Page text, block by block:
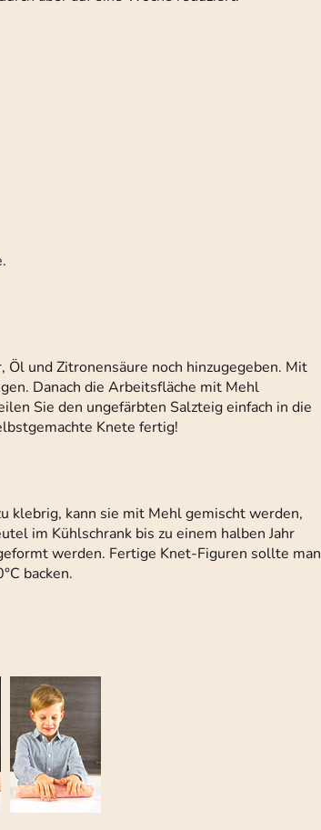
und Zitronensäure noch hinzugegeben. Mit
Danach die Arbeitsfläche mit Mehl
Sie den ungefärbten Salzteig einfach in die
Knete fertig!
klebrig, kann sie mit Mehl gemischt werden,
im Kühlschrank bis zu einem halben Jahr
werden. Fertige Knet-Figuren sollte man
backen.